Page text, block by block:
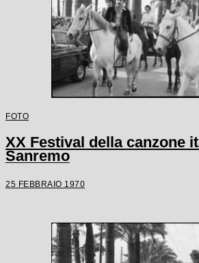
FOTO
XX Festival della canzone
Sanremo
25 FEBBRAIO 1970